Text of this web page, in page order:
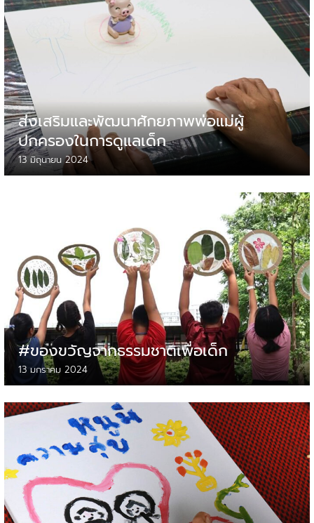
ส่งเสริมและพัฒนาศักยภาพพ่อแม่ผู้
ปกครองในการดูแลเด็ก
13 มิถุนายน 2024
#ของขวัญจากธรรมชาติเพื่อเด็ก
13 มกราคม 2024